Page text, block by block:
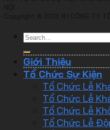
Giới Thiệu
Tổ Chức Sự Kiện
Tổ Chức Lễ
Tổ Chức Lễ
Tổ Chức Lễ
Tổ Chức Lễ